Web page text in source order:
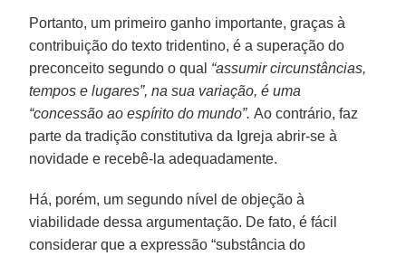
Portanto, um primeiro ganho importante, graças à
contribuição do texto tridentino, é a superação do
preconceito segundo o qual “assumir circunstâncias,
tempos e lugares”, na sua variação, é uma
“concessão ao espírito do mundo”. Ao contrário, faz
parte da tradição constitutiva da Igreja abrir-se à
novidade e recebê-la adequadamente.
Há, porém, um segundo nível de objeção à
viabilidade dessa argumentação. De fato, é fácil
considerar que a expressão “substância do